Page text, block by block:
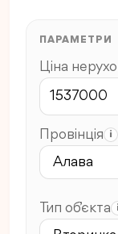
ПАРАМЕТРИ
Ціна
Провінція i
Тип об’єкта i